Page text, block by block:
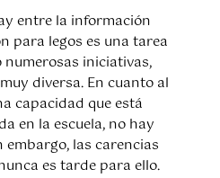
entre la información
para legos es una tarea
iniciativas,
diversa. En cuanto al
capacidad que está
en la escuela, no hay
embargo, las carencias
es tarde para ello.